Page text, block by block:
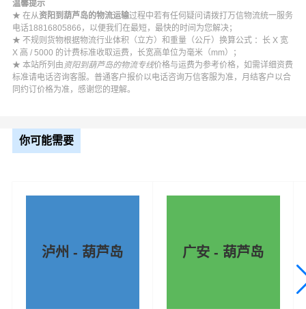
温馨提示
★ 在从资阳到葫芦岛的物流运输过程中若有任何疑问请拨打万信物流统一服务
电话18816805866，以便我们在最短，最快的时间为您解决；
★ 不规则货物根据物流行业体积（立方）和重量（公斤）换算公式 ：长 X 宽
X 高 / 5000 的计费标准收取运费，长宽高单位为毫米（mm）；
★ 本站所列由 资阳到葫芦岛的物流专线价格与运费为参考价格，如需详细资费
标准请电话咨询客服。普通客户报价以电话咨询万信客服为准，月结客户以合
同约订价格为准，感谢您的理解。
你可能需要
泸州 - 葫芦岛 广安 - 葫芦岛